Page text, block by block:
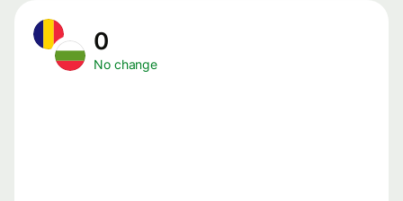
0
No change